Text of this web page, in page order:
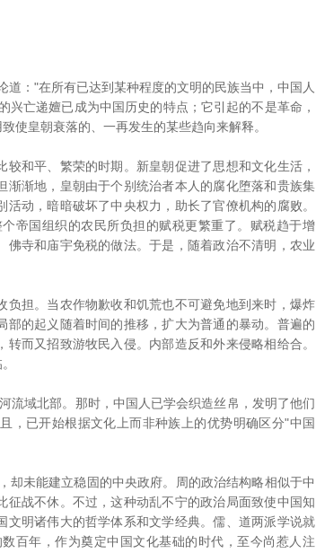
："在所有已达到某种程度的文明的民族当中，中国人
亡递嬗已成为中国历史的特点；它引起的不是革命，
使皇朝衰落的、一再发生的某些趋向来解释。
和平、繁荣的时期。新皇朝促进了思想和文化生活，
渐地，皇朝由于个别统治者本人的腐化堕落和贵族集
动，暗暗破坏了中央权力，助长了官僚机构的腐败。
帝国组织的农民所负担的赋税更繁重了。赋税趋于增
寺和庙宇免税的做法。于是，随着政治不清明，农业
担。当农作物歉收和饥荒也不可避免地到来时，爆炸
的起义随着时间的推移，扩大为普通的暴动。普遍的
而又招致游牧民入侵。内部造反和外来侵略相给合。
域北部。那时，中国人已学会织造丝帛，发明了他们
，已开始根据文化上而非种族上的优势明确区分"中国
未能建立稳固的中央政府。周的政治结构略相似于中
战不休。不过，这种动乱不宁的政治局面致使中国知
明诸伟大的哲学体系和文学经典。儒、道两派学说就
百年，作为奠定中国文化基础的时代，至今尚惹人注